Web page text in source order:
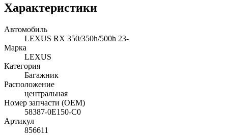
Характеристики
Автомобиль
LEXUS RX 350/350h/500h 23-
Марка
LEXUS
Категория
Багажник
Расположение
центральная
Номер запчасти (OEM)
58387-0E150-C0
Артикул
856611